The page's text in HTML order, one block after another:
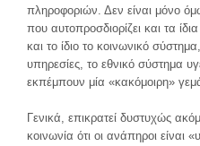
πληροφοριών. Δεν είναι μόνο
που αυτοπροσδιορίζει και τα
και το ίδιο το κοινωνικό
υπηρεσίες, το εθνικό σύστημα
εκπέμπουν μία «κακόμοιρη»
Γενικά, επικρατεί δυστυχώς
κοινωνία ότι οι ανάπηροι